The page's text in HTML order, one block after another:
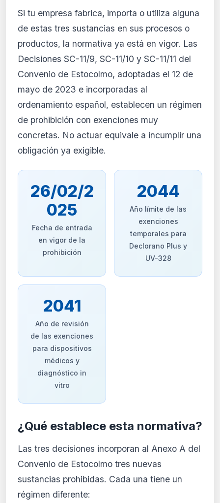
🔒
Análisis de impacto reservado
para suscriptores
El análisis detallado del impacto de esta
normativa está disponible con los planes
completo y recibe alertas personalizadas.
Ver planes
Crear mi cuenta
Desde 9,99 €/mes · Cancela cuando quieras
Si tu empresa fabrica, importa o utiliza alguna
de estas tres sustancias en sus procesos o
productos, la normativa ya está en vigor. Las
Decisiones SC-11/9, SC-11/10 y SC-11/11 del
Convenio de Estocolmo, adoptadas el 12 de
mayo de 2023 e incorporadas al
ordenamiento español, establecen un régimen
de prohibición con exenciones muy
concretas. No actuar equivale a incumplir una
obligación ya exigible.
26/02/2
025
Fecha de entrada
en vigor de la
prohibición
2044
Año límite de las
exenciones
temporales para
Declorano Plus y
UV-328
2041
Año de revisión
de las exenciones
para dispositivos
médicos y
diagnóstico in
vitro
¿Qué establece esta normativa?
Las tres decisiones incorporan al Anexo A del
Convenio de Estocolmo tres nuevas
sustancias prohibidas. Cada una tiene un
régimen diferente: